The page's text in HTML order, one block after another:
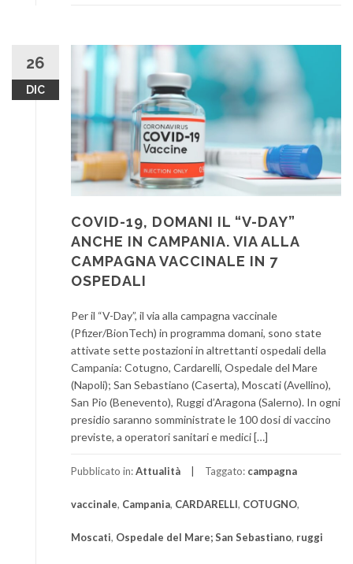
26
DIC
COVID-19, DOMANI IL “V-DAY”
ANCHE IN CAMPANIA. VIA ALLA
CAMPAGNA VACCINALE IN 7
OSPEDALI
Per il “V-Day”, il via alla campagna vaccinale
(Pfizer/BionTech) in programma domani, sono state
attivate sette postazioni in altrettanti ospedali della
Campania: Cotugno, Cardarelli, Ospedale del Mare
(Napoli); San Sebastiano (Caserta), Moscati (Avellino),
San Pio (Benevento), Ruggi d’Aragona (Salerno). In ogni
presidio saranno somministrate le 100 dosi di vaccino
previste, a operatori sanitari e medici […]
Pubblicato in:Attualità Taggato: campagna
vaccinale, Campania, CARDARELLI, COTUGNO,
Moscati, Ospedale del Mare; San Sebastiano, ruggi